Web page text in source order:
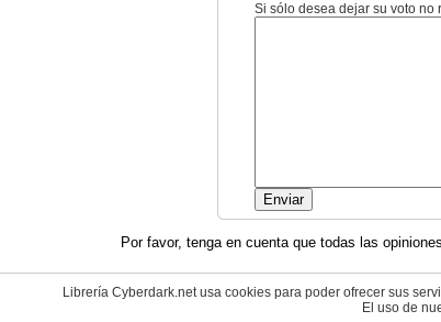
Si sólo desea dejar su voto no
Por favor, tenga en cuenta que todas las
© 2004-
Librería Cyberdark.net usa cookies para poder ofrecer sus
El uso de